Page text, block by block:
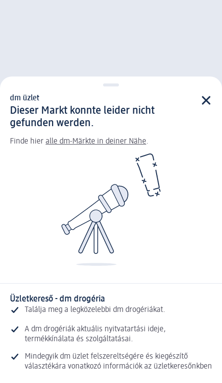
dm üzlet
Dieser Markt konnte leider nicht
gefunden werden.
Finde hier alle dm-Märkte in deiner Nähe.
Üzletkereső - dm drogéria
Találja meg a legközelebbi dm drogériákat.
A dm drogériák aktuális nyitvatartási ideje,
termékkínálata és szolgáltatásai.
Mindegyik dm üzlet felszereltségére és kiegészítő
választékára vonatkozó információk az üzletkeresőnkben